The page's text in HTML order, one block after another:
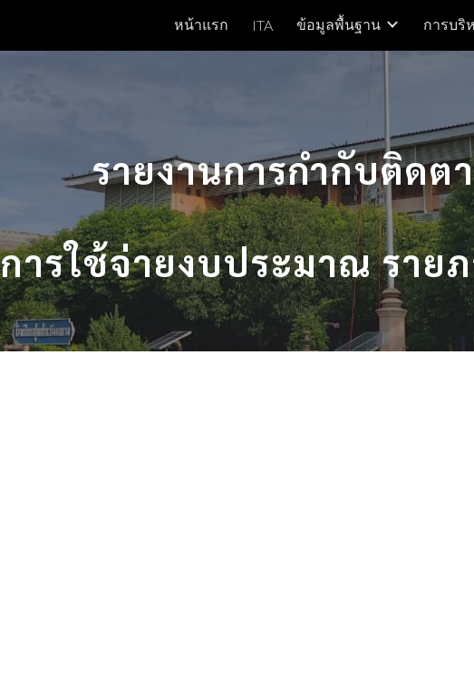
Skip to main content Skip to
หน้าแรก ITA ข้อมูลพื้นฐาน การบริ
รายงานการกำกับติดต
การใช้จ่ายงบประมาณ ราย